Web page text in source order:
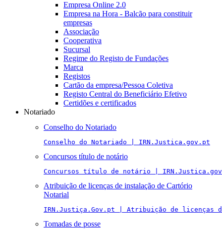
Empresa Online 2.0
Empresa na Hora - Balcão para constituir
empresas
Associação
Cooperativa
Sucursal
Regime do Registo de Fundações
Marca
Registos
Cartão da empresa/Pessoa Coletiva
Registo Central do Beneficiário Efetivo
Certidões e certificados
Notariado
Conselho do Notariado
Conselho do Notariado | IRN.Justica.gov.pt
Concursos título de notário
Concursos título de notário |
Atribuição de licenças de instalação de Cartório
Notarial
IRN.Justiça.Gov.pt | Atribuição de licenças
Tomadas de posse